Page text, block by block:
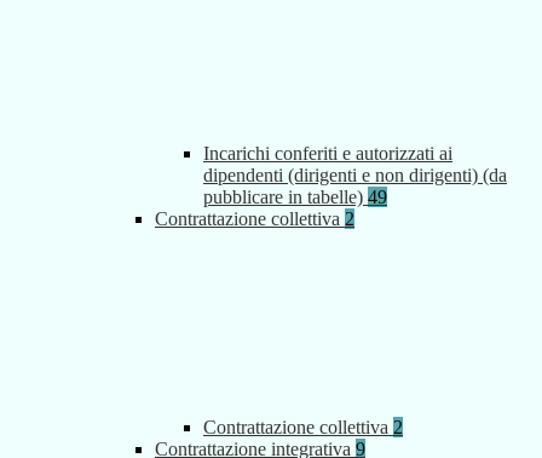
Incarichi conferiti e autorizzati ai
dipendenti (dirigenti e non dirigenti) (da
pubblicare in tabelle) 49
Contrattazione collettiva 2
Contrattazione collettiva 2
Contrattazione integrativa 9